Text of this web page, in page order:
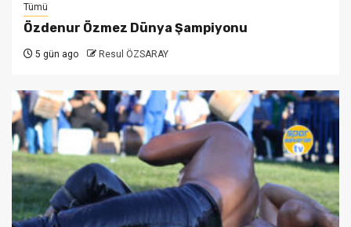
Tümü
Özdenur Özmez Dünya Şampiyonu
5 gün ago Resul ÖZSARAY